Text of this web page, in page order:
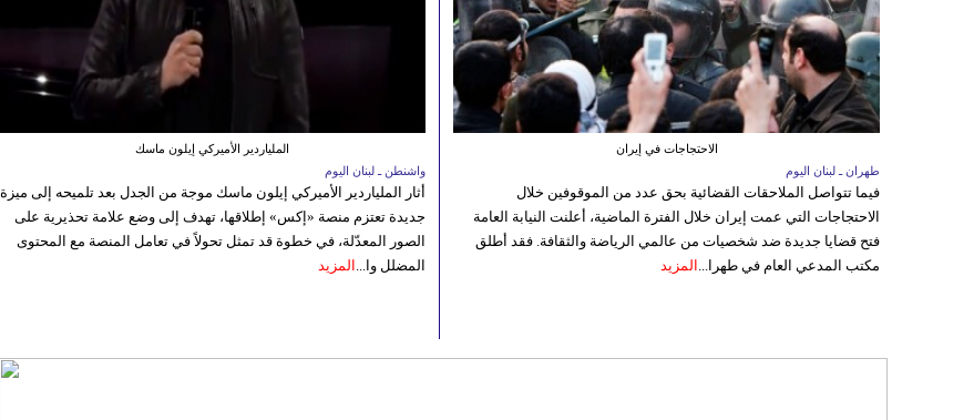
الملياردير الأميركي إيلون ماسك
واشنطن ـ لبنان اليوم
أثار الملياردير الأميركي إيلون ماسك موجة من الجدل بعد تلميحه إلى ميزة
جديدة تعتزم منصة «إكس» إطلاقها، تهدف إلى وضع علامة تحذيرية على
الصور المعدّلة، في خطوة قد تمثل تحولاً في تعامل المنصة مع المحتوى
المضلل وا... المزيد
الاحتجاجات في إيران
طهران ـ لبنان اليوم
فيما تتواصل الملاحقات القضائية بحق عدد من الموقوفين خلال
الاحتجاجات التي عمت إيران خلال الفترة الماضية، أعلنت النيابة العامة
فتح قضايا جديدة ضد شخصيات من عالمي الرياضة والثقافة. فقد أطلق
مكتب المدعي العام في طهرا... المزيد